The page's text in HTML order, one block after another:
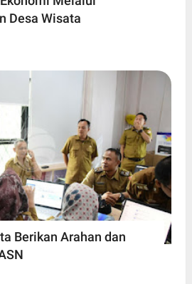
Desa Wisata
Berikan Arahan dan